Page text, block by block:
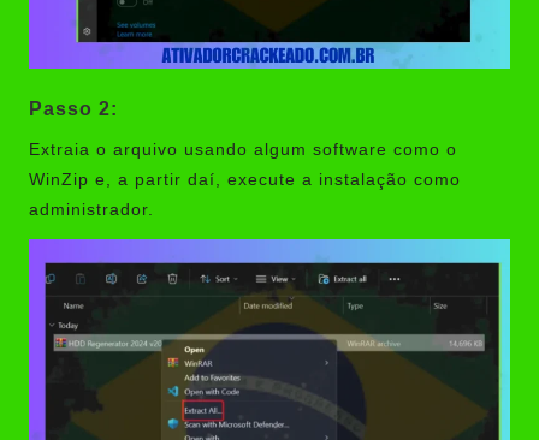
Passo 2:
Extraia o arquivo usando algum software como o
WinZip e, a partir daí, execute a instalação como
administrador.